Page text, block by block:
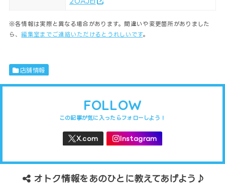
※各情報は実際と異なる場合があります。間違いや変更箇所がありました
ら、編集室までご連絡いただけるとうれしいです。
店舗情報
FOLLOW
オトク情報をあのひとに教えてあげよう♪